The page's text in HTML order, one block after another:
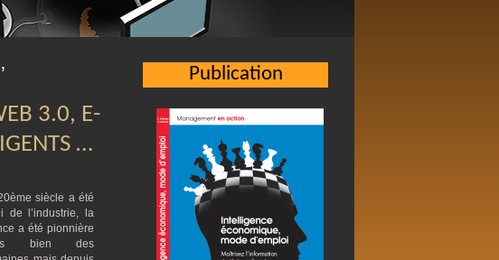
3.0, E-
…
siècle a été
de l’industrie, la
a été pionnière
bien des
Publication